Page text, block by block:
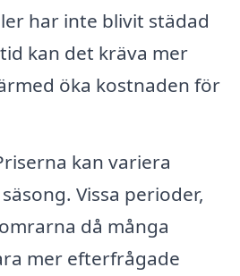
har inte blivit städad
kan det kräva mer
öka kostnaden för
kan variera
Vissa perioder,
då många
mer efterfrågade